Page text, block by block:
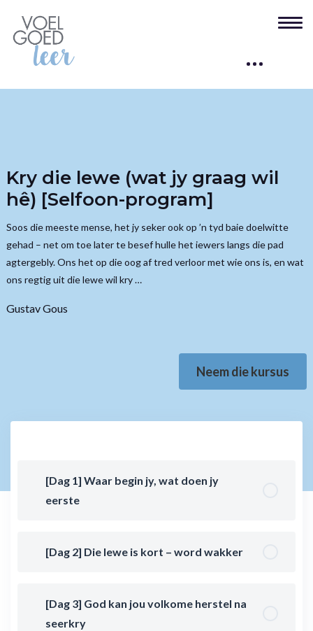
Kry die lewe (wat jy graag wil
hê) [Selfoon-program]
Soos die meeste mense, het jy seker ook op ’n tyd baie doelwitte
gehad – net om toe later te besef hulle het iewers langs die pad
agtergebly. Ons het op die oog af tred verloor met wie ons is, en wat
ons regtig uit die lewe wil kry …
Gustav Gous
Neem die kursus
[Dag 1] Waar begin jy, wat doen jy
eerste
[Dag 2] Die lewe is kort – word wakker
[Dag 3] God kan jou volkome herstel na
seerkry